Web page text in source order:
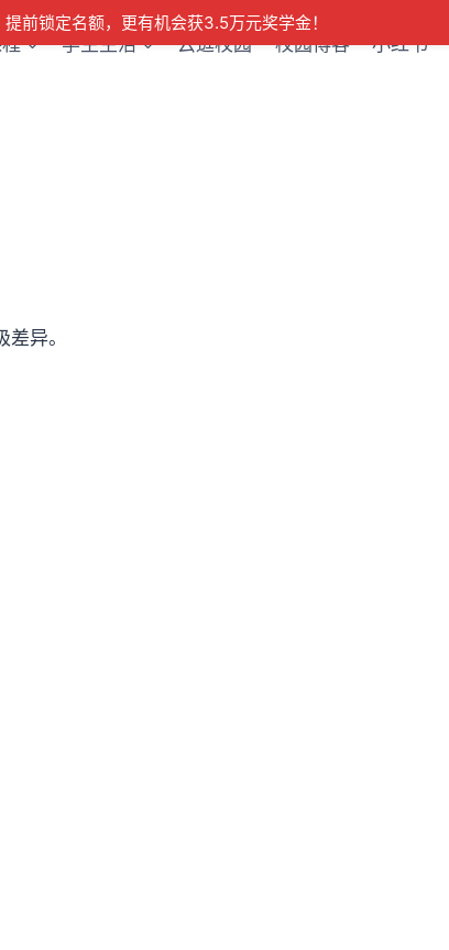
学生生活 云逛校园 校园博客 小红书
异。
前锁定名额，更有机会获3.5万元奖学金！